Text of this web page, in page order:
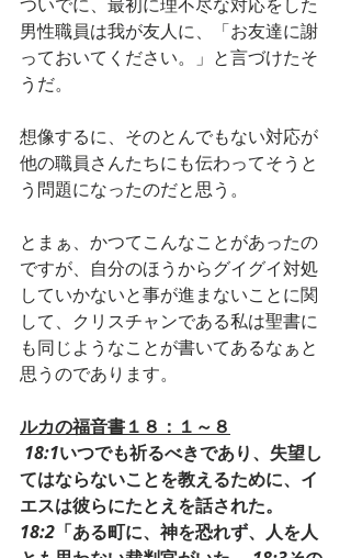
男性職員は我が友人に、「お友達に謝
っておいてください。」と言づけたそ
うだ。
想像するに、そのとんでもない対応が
他の職員さんたちにも伝わってそうと
う問題になったのだと思う。
とまぁ、かつてこんなことがあったの
ですが、自分のほうからグイグイ対処
していかないと事が進まないことに関
して、クリスチャンである私は聖書に
も同じようなことが書いてあるなぁと
思うのであります。
ルカの福音書１８：１～８
18:1いつでも祈るべきであり、失望し
てはならないことを教えるために、イ
エスは彼らにたとえを話された。
18:2 「ある町に、神を恐れず、人を人